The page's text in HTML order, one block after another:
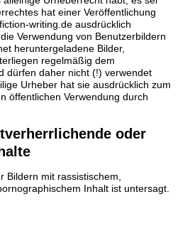
hat einer Veröffentlichung
writing.de ausdrücklich
Verwendung von Benutzerbildern
heruntergeladene Bilder,
regelmäßig dem
dürfen daher nicht (!) verwendet
Urheber hat sie ausdrücklich zum
öffentlichen Verwendung durch
oder
Bildern mit rassistischem,
Inhalt ist untersagt.